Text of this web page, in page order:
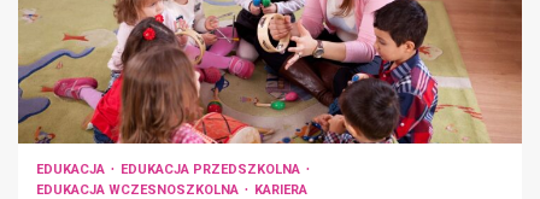
EDUKACJA
EDUKACJA PRZEDSZKOLNA
EDUKACJA WCZESNOSZKOLNA
KARIERA